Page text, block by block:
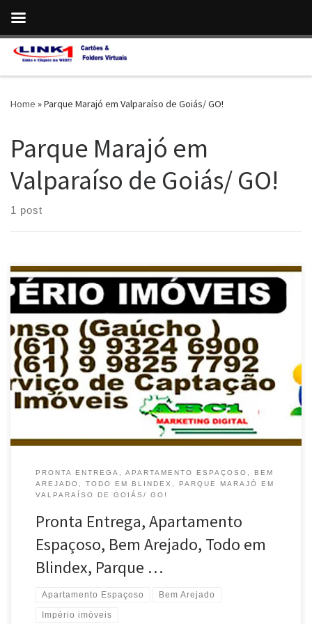
Skip to content
Home »Parque Marajó em Valparaíso de Goiás/ GO!
Parque Marajó em
Valparaíso de Goiás/ GO!
1 post
Pronta Entrega, Apto Espaçoso , Bem Arejado , Todo em Blindex ,
Parque Marajó em Valparaíso de Goiás / GO Programa Minha Casa
, Minha Vida , Apto pronto , Com Subsídio , sem entrada ,
paracelas de baixo valor Saia já do Aluguel , Apto Grande , 60 Mts
[…]
PRONTA ENTREGA, APARTAMENTO ESPAÇOSO, BEM
AREJADO, TODO EM BLINDEX, PARQUE MARAJÓ EM
VALPARAÍSO DE GOIÁS/ GO!
Pronta Entrega, Apartamento
Espaçoso, Bem Arejado, Todo em
Blindex, Parque …
Apartamento Espaçoso Bem Arejado
Império imóveis